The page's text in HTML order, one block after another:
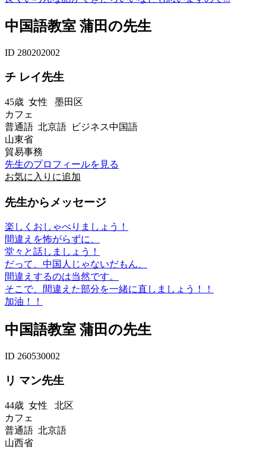
中国語教室 蒲田の先生
ID 280202002
チ レイ先生
45歳 女性 墨田区
カフェ
普通語 北京語 ビジネス中国語
山東省
貿易事務
先生のプロフィールを見る
お気に入りに追加
先生からメッセージ
楽しくおしゃべりましょう！
間違えを怖がらずに、
堂々と話しましょう！
だって、中国人じゃないだもん、
間違えするのは当然です。
そこで、間違えた部分を一緒に直しましょう！！
加油！！
中国語教室 蒲田の先生
ID 260530002
リ マン先生
44歳 女性 北区
カフェ
普通語 北京語
山西省